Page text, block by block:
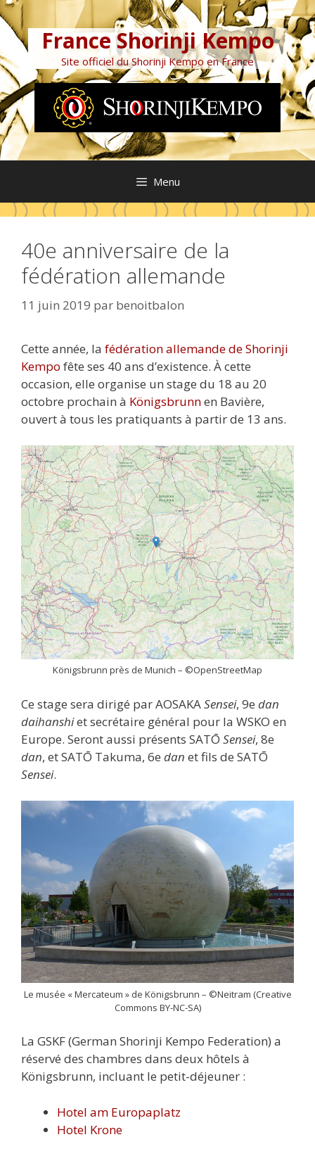
Aller
au
contenu France Shorinji Kempo
Site officiel du Shorinji Kempo en France
Menu
40e anniversaire de la
fédération allemande
11 juin 2019 par benoitbalon
Cette année, la fédération allemande de Shorinji
Kempo fête ses 40 ans d’existence. À cette
occasion, elle organise un stage du 18 au 20
octobre prochain à Königsbrunnen Bavière,
ouvert à tous les pratiquants à partir de 13 ans.
Königsbrunn près de Munich – ©OpenStreetMap
Ce stage sera dirigé par AOSAKASensei, 9e dan
daihanshiet secrétaire général pour la WSKO en
Europe. Seront aussi présents SATŌ Sensei, 8e
dan, et SATŌ Takuma, 6e dan et fils de SATŌ
Sensei.
Le musée « Mercateum » de Königsbrunn – ©Neitram (Creative
Commons BY-NC-SA)
La GSKF (German Shorinji Kempo Federation) a
réservé des chambres dans deux hôtels à
Königsbrunn, incluant le petit-déjeuner :
Hotel am Europaplatz
Hotel Krone